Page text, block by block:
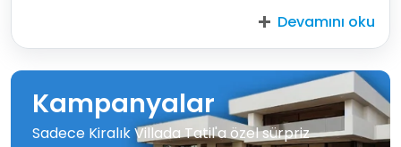
Devamını oku
Kampanyalar
Sadece Kiralık Villada Tatil'a özel sürpriz